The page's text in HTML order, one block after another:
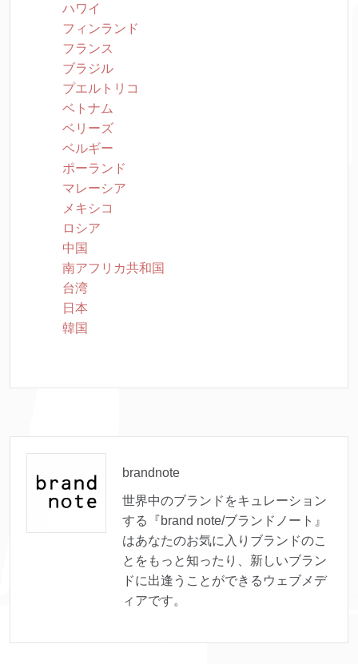
ハワイ
フィンランド
フランス
ブラジル
プエルトリコ
ベトナム
ベリーズ
ベルギー
ポーランド
マレーシア
メキシコ
ロシア
中国
南アフリカ共和国
台湾
日本
韓国
brandnote
世界中のブランドをキュレーション
する『brand note/ブランドノート』
はあなたのお気に入りブランドのこ
とをもっと知ったり、新しいブラン
ドに出逢うことができるウェブメデ
ィアです。